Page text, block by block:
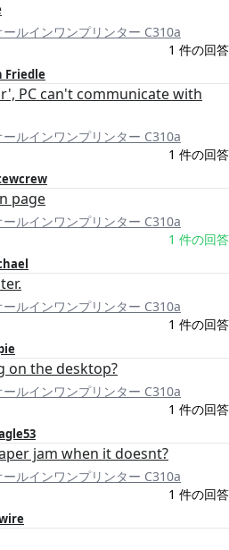
ルインワンプリンター C310a
1 件の回答
Friedle
PC can't communicate with
ルインワンプリンター C310a
1 件の回答
page
ルインワンプリンター C310a
1 件の回答
ルインワンプリンター C310a
1 件の回答
on the desktop?
ルインワンプリンター C310a
1 件の回答
jam when it doesnt?
ルインワンプリンター C310a
1 件の回答